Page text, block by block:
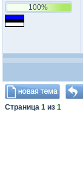
100%
Страница 1 из 1